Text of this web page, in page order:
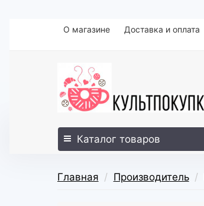
О магазине Доставка и оплата
Каталог товаров
Главная Производитель